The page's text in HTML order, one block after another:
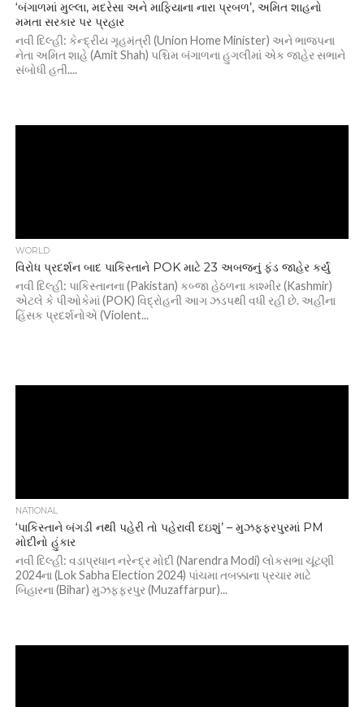
‘બંગાળમાં મુલ્લા, મદરેસા અને માફિયાના નારા પ્રબળ’, અમિત શાહનો
મમતા સરકાર પર પ્રહાર
નવી દિલ્હી: કેન્દ્રીય ગૃહમંત્રી (Union Home Minister) અને ભાજપના
નેતા અમિત શાહે (Amit Shah) પશ્ચિમ બંગાળના હુગલીમાં એક જાહેર સભાને
સંબોધી હતી....
WORLD
વિરોધ પ્રદર્શન બાદ પાકિસ્તાને POK માટે 23 અબજનું ફંડ જાહેર કર્યું
નવી દિલ્હી: પાકિસ્તાનના (Pakistan) કબ્જા હેઠળના કાશ્મીર (Kashmir)
એટલે કે પીઓકેમાં (POK) વિદ્રોહની આગ ઝડપથી વધી રહી છે. અહીંના
હિંસક પ્રદર્શનોએ (Violent...
NATIONAL
‘પાકિસ્તાને બંગડી નથી પહેરી તો પહેરાવી દઇશું’ – મુઝફ્ફરપુરમાં PM
મોદીનો હુંકાર
નવી દિલ્હી: વડાપ્રધાન નરેન્દ્ર મોદી (Narendra Modi) લોકસભા ચૂંટણી
2024ના (Lok Sabha Election 2024) પાંચમા તબક્કાના પ્રચાર માટે
બિહારના (Bihar) મુઝફ્ફરપુર (Muzaffarpur)...